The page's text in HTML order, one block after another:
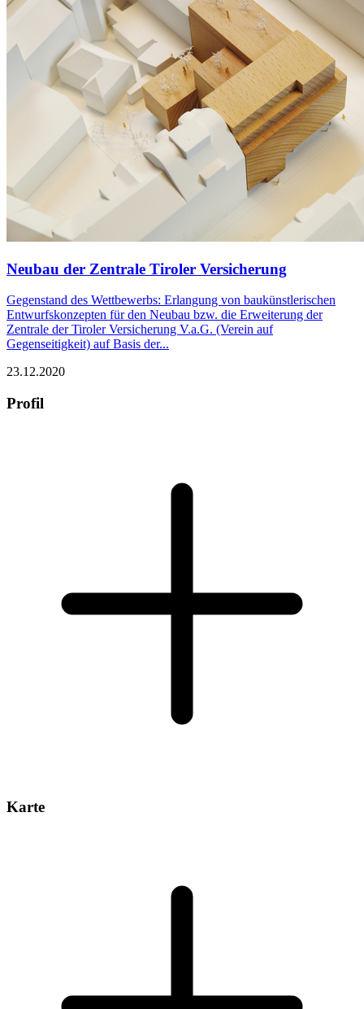
Neubau der Zentrale Tiroler Versicherung
Gegenstand des Wettbewerbs: Erlangung von baukünstlerischen
Entwurfskonzepten für den Neubau bzw. die Erweiterung der
Zentrale der Tiroler Versicherung V.a.G. (Verein auf
Gegenseitigkeit) auf Basis der...
23.12.2020
Profil
Karte